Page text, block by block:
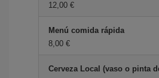
12,00 €
Menú comida rápida
8,00 €
Cerveza Local (vaso o pinta